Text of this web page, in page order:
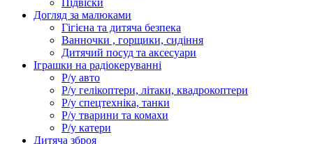
Підвіски
Догляд за малюками
Гігієна та дитяча безпека
Ванночки , горщики, сидіння
Дитячий посуд та аксесуари
Іграшки на радіокеруванні
Р/у авто
Р/у гелікоптери, літаки, квадрокоптери
Р/у спецтехніка, танки
Р/у тварини та комахи
Р/у катери
Дитяча зброя